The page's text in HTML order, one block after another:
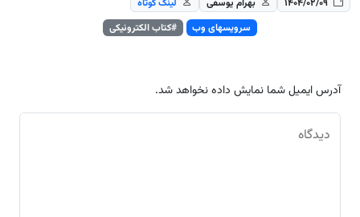
سرویسهای وب
#کتاب‌ الکترونیکی
آدرس ایمیل شما نمایش داده نخواهد شد.
دیدگاه